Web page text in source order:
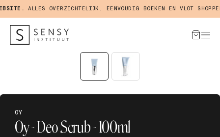
ALLES OVERZICHTELIJK, EENVOUDIG BOEKEN EN VLOT SHOPPEN
OY
Oy - Deo Scrub - 100ml